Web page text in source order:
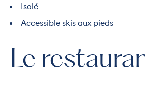
Isolé
Accessible skis aux pieds
Le